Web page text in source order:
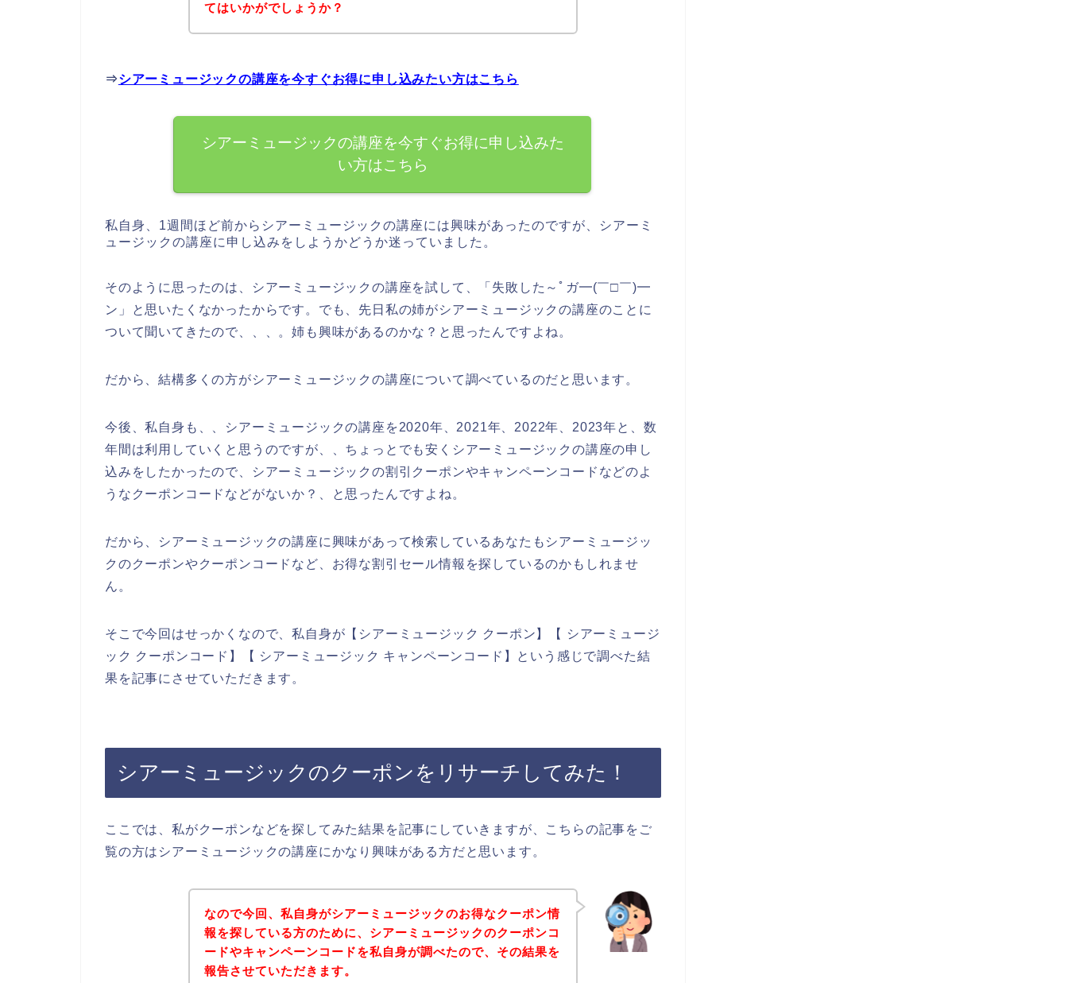
てはいかがでしょうか？
⇒シアーミュージックの講座を今すぐお得に申し込みたい方はこちら
シアーミュージックの講座を今すぐお得に申し込みた
い方はこちら
私自身、1週間ほど前からシアーミュージックの講座には興味があったのですが、シアーミ
ュージックの講座に申し込みをしようかどうか迷っていました。
そのように思ったのは、シアーミュージックの講座を試して、「失敗した～ﾟガ━(￣□￣)━
ン」と思いたくなかったからです。でも、先日私の姉がシアーミュージックの講座のことに
ついて聞いてきたので、、、。姉も興味があるのかな？と思ったんですよね。
だから、結構多くの方がシアーミュージックの講座について調べているのだと思います。
今後、私自身も、、シアーミュージックの講座を2020年、2021年、2022年、2023年と、数
年間は利用していくと思うのですが、、ちょっとでも安くシアーミュージックの講座の申し
込みをしたかったので、シアーミュージックの割引クーポンやキャンペーンコードなどのよ
うなクーポンコードなどがないか？、と思ったんですよね。
だから、シアーミュージックの講座に興味があって検索しているあなたもシアーミュージッ
クのクーポンやクーポンコードなど、お得な割引セール情報を探しているのかもしれませ
ん。
そこで今回はせっかくなので、私自身が【シアーミュージック クーポン】【 シアーミュージ
ック クーポンコード】【 シアーミュージック キャンペーンコード】という感じで調べた結
果を記事にさせていただきます。
シアーミュージックのクーポンをリサーチしてみた！
ここでは、私がクーポンなどを探してみた結果を記事にしていきますが、こちらの記事をご
覧の方はシアーミュージックの講座にかなり興味がある方だと思います。
なので今回、私自身がシアーミュージックのお得なクーポン情
報を探している方のために、シアーミュージックのクーポンコ
ードやキャンペーンコードを私自身が調べたので、その結果を
報告させていただきます。